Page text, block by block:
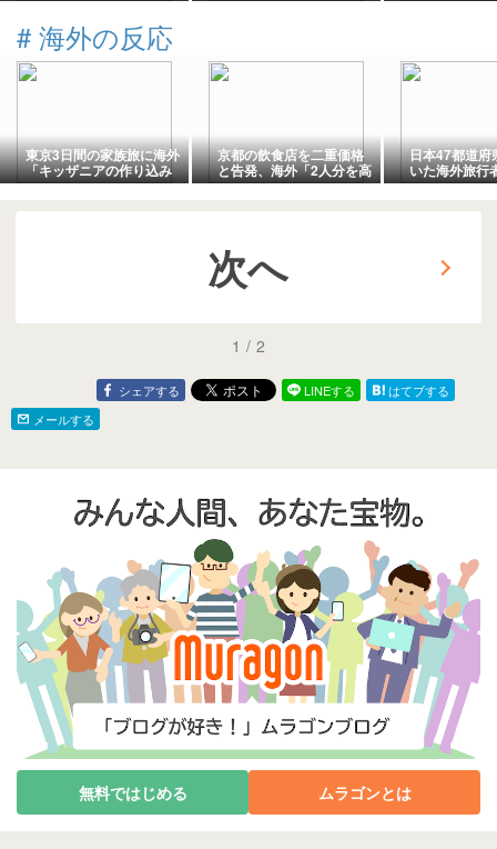
# 海外の反応
東京3日間の家族旅に海外
「キッザニアの作り込み
が別次元」
京都の飲食店を二重価格
と告発、海外「2人分を高
値と誤解？」
日本47都道府
いた海外旅行
は別格だった
次へ
1 / 2
シェアする LINEする
はてブする
メールする
無料ではじめる ムラゴンとは